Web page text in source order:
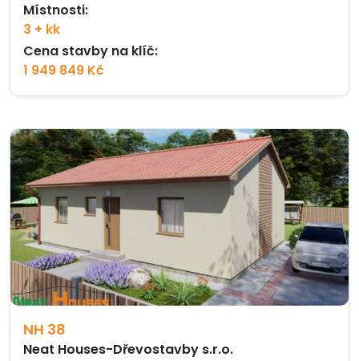
Místnosti:
3 + kk
Cena stavby na klíč:
1 949 849 Kč
NH 38
Neat Houses-Dřevostavby s.r.o.